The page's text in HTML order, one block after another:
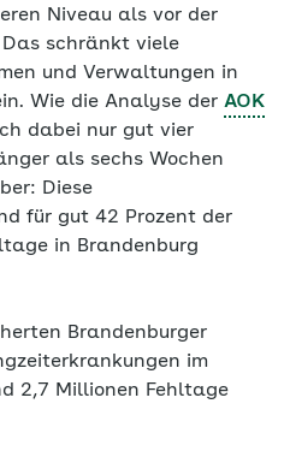
Niveau als vor der
schränkt viele
und Verwaltungen in
Wie die Analyse der AOK
dabei nur gut vier
als sechs Wochen
Diese
für gut 42 Prozent der
in Brandenburg
Brandenburger
im
2,7 Millionen Fehltage